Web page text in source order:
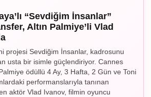
“Sevdiğim İnsanlar”
Altın Palmiye’li Vlad
projesi Sevdiğim İnsanlar, kadrosunu
usta bir isimle güçlendiriyor. Cannes
ödüllü 4 Ay, 3 Hafta, 2 Gün ve Toni
performanslarıyla tanınan
aktör Vlad Ivanov, filmin oyuncu